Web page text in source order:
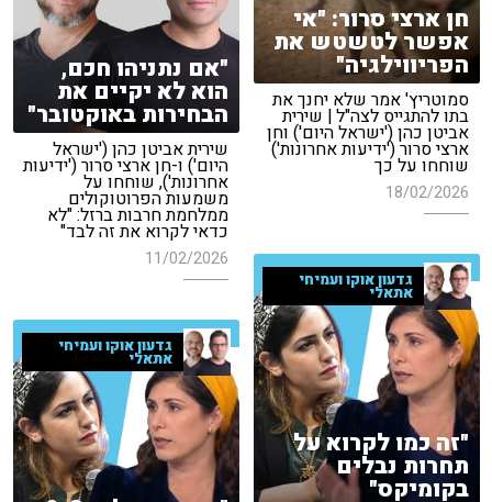
חן ארצי סרור: "אי
אפשר לטשטש את
הפריווילגיה"
סמוטריץ' אמר שלא יחנך את
בתו להתגייס לצה"ל | שירית
אביטן כהן ('ישראל היום') וחן
ארצי סרור ('ידיעות אחרונות')
שוחחו על כך
18/02/2026
"אם נתניהו חכם,
הוא לא יקיים את
הבחירות באוקטובר"
שירית אביטן כהן ('ישראל
היום') ו-חן ארצי סרור ('ידיעות
אחרונות'), שוחחו על
משמעות הפרוטוקולים
ממלחמת חרבות ברזל: "לא
כדאי לקרוא את זה לבד"
11/02/2026
גדעון אוקו ועמיחי
אתאלי
"זה כמו לקרוא על
תחרות נבלים
בקומיקס"
גדעון אוקו ועמיחי
אתאלי